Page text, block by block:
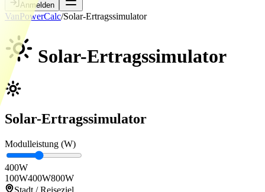
Anmelden
VanPowerCalc/Solar-Ertragssimulator
Solar-Ertragssimulator
Solar-Ertragssimulator
Modulleistung (W)
400W
100W400W800W
Stadt / Reiseziel